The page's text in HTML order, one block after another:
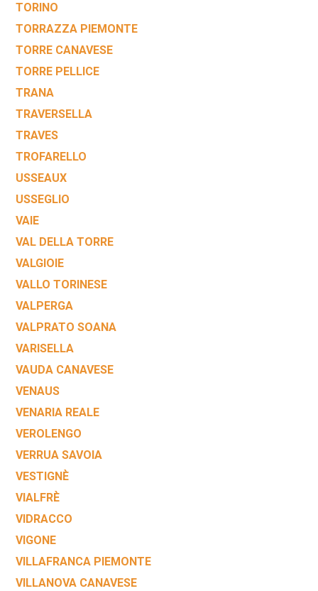
TORINO
TORRAZZA PIEMONTE
TORRE CANAVESE
TORRE PELLICE
TRANA
TRAVERSELLA
TRAVES
TROFARELLO
USSEAUX
USSEGLIO
VAIE
VAL DELLA TORRE
VALGIOIE
VALLO TORINESE
VALPERGA
VALPRATO SOANA
VARISELLA
VAUDA CANAVESE
VENAUS
VENARIA REALE
VEROLENGO
VERRUA SAVOIA
VESTIGNÈ
VIALFRÈ
VIDRACCO
VIGONE
VILLAFRANCA PIEMONTE
VILLANOVA CANAVESE